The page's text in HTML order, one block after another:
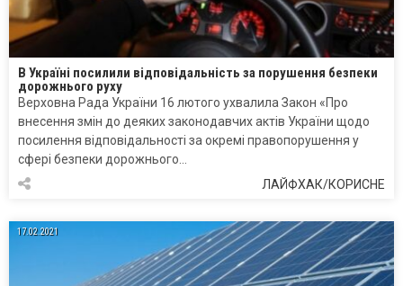
В Україні посилили відповідальність за порушення безпеки
дорожнього руху
Верховна Рада України 16 лютого ухвалила Закон «Про
внесення змін до деяких законодавчих актів України щодо
посилення відповідальності за окремі правопорушення у
сфері безпеки дорожнього…
ЛАЙФХАК/КОРИСНЕ
17.02.2021